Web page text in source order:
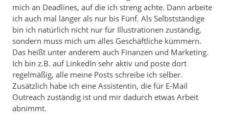
mich an Deadlines, auf die ich streng achte. Dann arbeite
ich auch mal länger als nur bis Fünf. Als Selbstständige
bin ich natürlich nicht nur für Illustrationen zuständig,
sondern muss mich um alles Geschäftliche kümmern.
Das heißt unter anderem auch Finanzen und Marketing.
Ich bin z.B. auf LinkedIn sehr aktiv und poste dort
regelmäßig, alle meine Posts schreibe ich selber.
Zusätzlich habe ich eine Assistentin, die für E-Mail
Outreach zuständig ist und mir dadurch etwas Arbeit
abnimmt.